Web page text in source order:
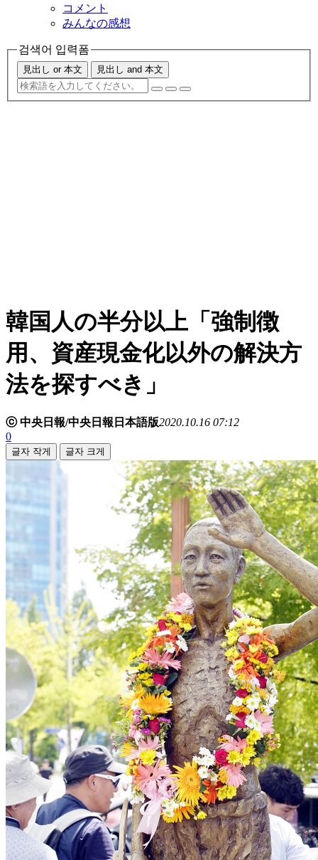
コメント
みんなの感想
검색어 입력폼
見出し or 本文 見出し and 本文
韓国人の半分以上「強制徴
用、資産現金化以外の解決方
法を探すべき」
ⓒ 中央日報/中央日報日本語版2020.10.16 07:12
0
글자 작게 글자 크게